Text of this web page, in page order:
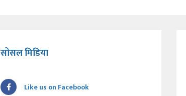
सोसल मिडिया
Like us on Facebook